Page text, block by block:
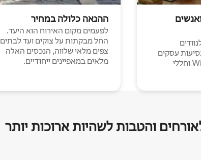
עסקים
עם חיבור לרשת Wi-Fi וחללי
ההנאה כלולה במחיר
לפעמים מקום האירוח הוא היעד.
החל מבקתות על צוקים ועד לבתים
צפים מלאי שלווה, הנכסים האלה
מלאים במאפיינים ייחודיים.
והטבות לשהיות ארוכות יותר